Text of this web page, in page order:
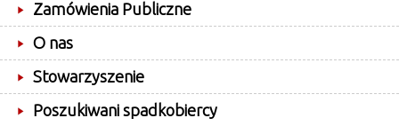
Zamówienia Publiczne
O nas
Stowarzyszenie
Poszukiwani spadkobiercy